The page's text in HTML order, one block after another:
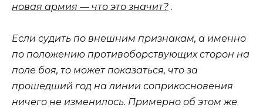
новая армия — что это значит? .
Если судить по внешним признакам, а именно
по положению противоборствующих сторон на
поле боя, то может показаться, что за
прошедший год на линии соприкосновения
ничего не изменилось. Примерно об этом же